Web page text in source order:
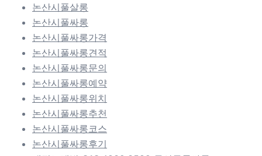
논산시풀살롱
논산시풀싸롱
논산시풀싸롱가격
논산시풀싸롱견적
논산시풀싸롱문의
논산시풀싸롱예약
논산시풀싸롱위치
논산시풀싸롱추천
논산시풀싸롱코스
논산시풀싸롱후기